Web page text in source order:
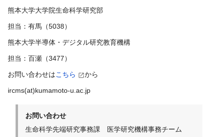
熊本大学大学院生命科学研究部
担当：有馬（5038）
熊本大学半導体・デジタル研究教育機構
担当：百瀬（3477）
お問い合わせはこちら から
ircms(at)kumamoto-u.ac.jp
お問い合わせ
生命科学先端研究事務課 医学研究機構事務チーム